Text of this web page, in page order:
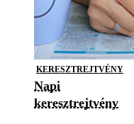
KERESZTREJTVÉNY
Napi
keresztrejtvény